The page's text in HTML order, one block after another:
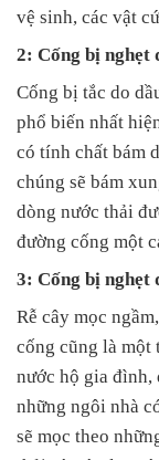
vệ sinh, các vật
2: Cống bị nghẹt
Cống bị tắc do
phổ biến nhất
có tính chất bám
chúng sẽ bám
dòng nước thải
đường cống một
3: Cống bị nghẹt
Rễ cây mọc
cống cũng là một
nước hộ gia đình,
những ngôi nhà
sẽ mọc theo